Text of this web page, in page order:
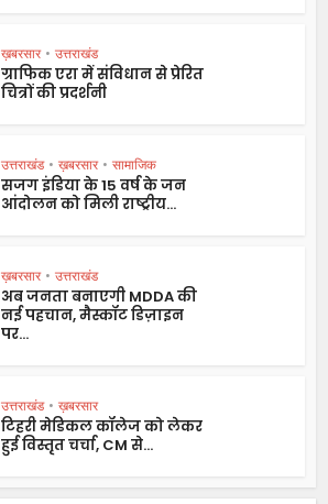
ख़बरसार • उत्तराखंड
ग्राफिक एरा में संविधान से प्रेरित
चित्रों की प्रदर्शनी
उत्तराखंड • ख़बरसार • सामाजिक
सजग इंडिया के 15 वर्ष के जन
आंदोलन को मिली राष्ट्रीय...
ख़बरसार • उत्तराखंड
अब जनता बनाएगी MDDA की
नई पहचान, मैस्कॉट डिज़ाइन
पर...
उत्तराखंड • ख़बरसार
टिहरी मेडिकल कॉलेज को लेकर
हुई विस्तृत चर्चा, CM से...